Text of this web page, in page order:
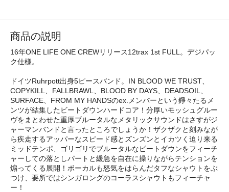
商品の説明
16年ONE LIFE ONE CREWリリース12trax 1st FULL。デジパッ
ク仕様。
ドイツRuhrpott出身5ピースバンド。IN BLOOD WE TRUST、
COPYKILL、FALLBRAWL、BLOOD BY DAYS、DEADSOIL、
SURFACE、FROM MY HANDSのex.メンバーという錚々たるメ
ンツが結集したビートダウンハードコア！分厚いモッシュグルー
ヴをまとわせた重厚ブルータルなメタリックサウンドはさすがジ
ャーマンバンドと言ったところでしょうか！ザクザクと刻みなが
ら疾走するアッパーなスピード感とズンズンとイカツく迫り来る
ミッドテンポ、ゴリゴリでブルータルなビートダウンをフィーチ
ャーしての落としパートと緩急を自在に操りながらテンションを
煽ってくる展開！ボーカルも怒気をはらんだタフなシャウトをぶ
つけ、要所ではシンガロングのコーラスシャウトもフィーチャ
ー！